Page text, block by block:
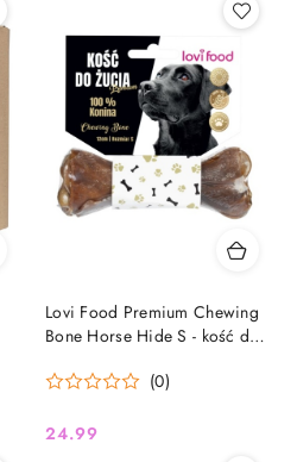
Lovi Food Premium Chewing
Bone Horse Hide S - kość do
(0)
Cena:
24.99